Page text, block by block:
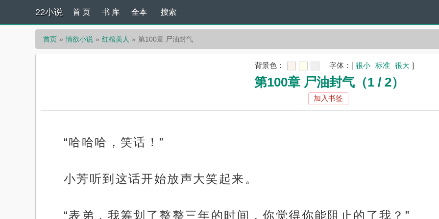
22小说 首 页 书 库 全本 搜索
首页 情欲小说 红棺美人 第100章 尸油封气
背景色： 字体： [ 很小 标准 很大 ]
第100章 尸油封气（1 / 2）
加入书签
“哈哈哈，笑话！”
小芳听到这话开始放声大笑起来。
“表弟，我筹划了整整三年的时间，你觉得你能阻止的了我？”